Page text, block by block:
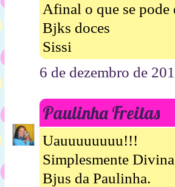
Afinal o que se pode
Bjks doces
Sissi
6 de dezembro de
Paulinha Freitas
Uauuuuuuuu!!!
Simplesmente
Bjus da Paulinha.